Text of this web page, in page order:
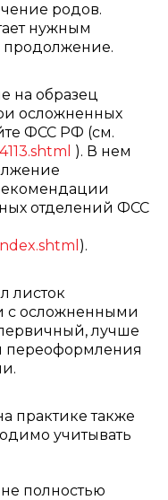
родов.
нужным
на образец
осложненных
ФСС РФ (см.
). В нем
отделений ФСС
).
листок
с осложненными
лучше
переоформления
практике также
учитывать
полностью